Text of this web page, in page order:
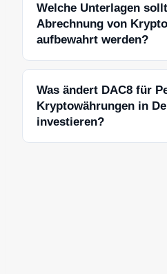
Welche Unterlagen
Abrechnung von
aufbewahrt werden?
Was ändert DAC8 für
Kryptowährungen in
investieren?